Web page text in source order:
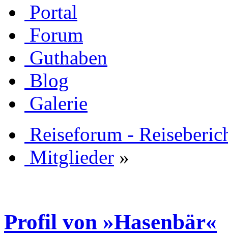
Portal
Forum
Guthaben
Blog
Galerie
Reiseforum -
Mitglieder »
Profil von »Hasenbär«